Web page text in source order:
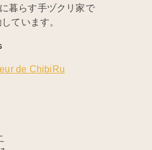
暮らす手ヅクリ家で
ています。
de ChibiRu